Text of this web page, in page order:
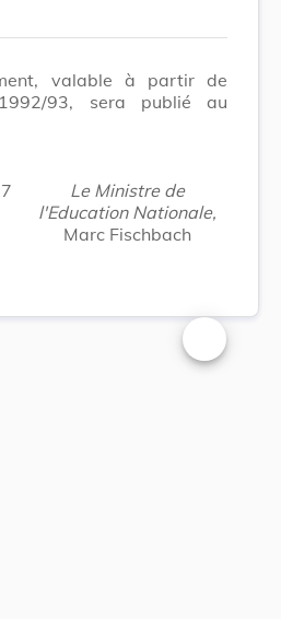
valable à partir de
93, sera publié au
Le Ministre de
l'Education Nationale,
Marc Fischbach
Changer la